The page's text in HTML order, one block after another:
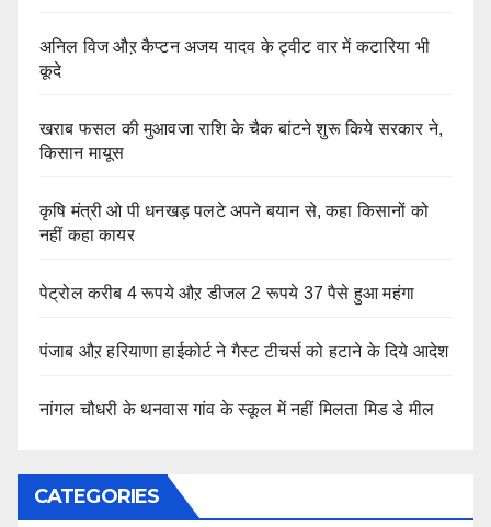
अनिल विज औऱ कैप्टन अजय यादव के ट्वीट वार में कटारिया भी
कूदे
खराब फसल की मुआवजा राशि के चैक बांटने शुरू किये सरकार ने,
किसान मायूस
कृषि मंत्री ओ पी धनखड़ पलटे अपने बयान से, कहा किसानों को
नहीं कहा कायर
पेट्रोल करीब 4 रूपये औऱ डीजल 2 रूपये 37 पैसे हुआ महंगा
पंजाब औऱ हरियाणा हाईकोर्ट ने गैस्ट टीचर्स को हटाने के दिये आदेश
नांगल चौधरी के थनवास गांव के स्कूल में नहीं मिलता मिड डे मील
CATEGORIES